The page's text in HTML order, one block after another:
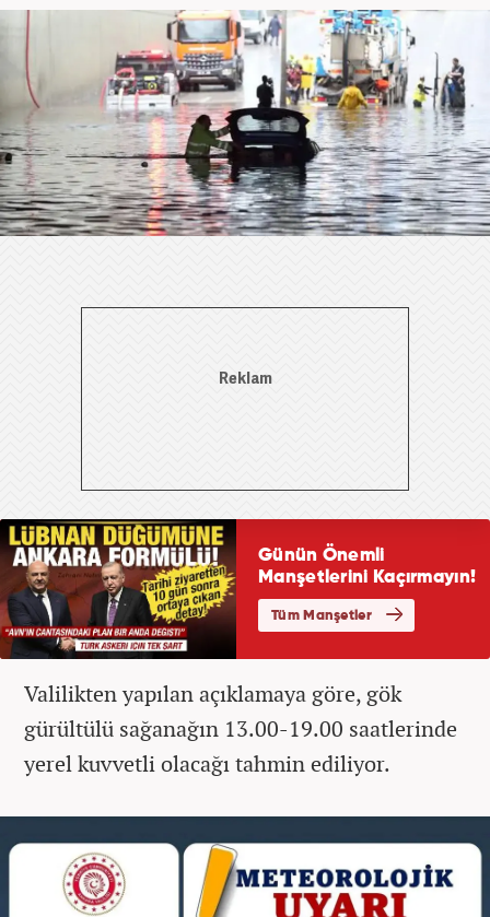
Valilikten yapılan açıklamaya göre, gök
gürültülü sağanağın 13.00-19.00 saatlerinde
yerel kuvvetli olacağı tahmin ediliyor.